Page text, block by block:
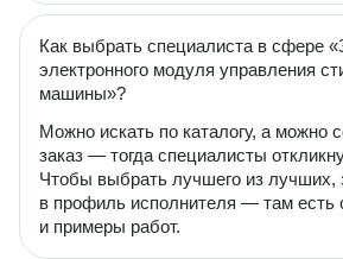
Как выбрать специалиста в сфере
электронного модуля управления
машины»?
Можно искать по каталогу, а можно
заказ — тогда специалисты
Чтобы выбрать лучшего из лучших,
в профиль исполнителя — там есть
и примеры работ.